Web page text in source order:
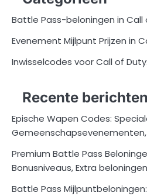
Battle Pass-beloningen in Call
Evenement Mijlpunt Prijzen in
Inwisselcodes voor Call of
Recente berichten
Epische Wapen Codes:
Premium Battle Pass
Bonusniveaus, Extra beloningen
Battle Pass